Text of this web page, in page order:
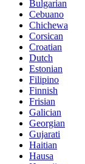
Bulgarian
Cebuano
Chichewa
Corsican
Croatian
Dutch
Estonian
Filipino
Finnish
Frisian
Galician
Georgian
Gujarati
Haitian
Hausa